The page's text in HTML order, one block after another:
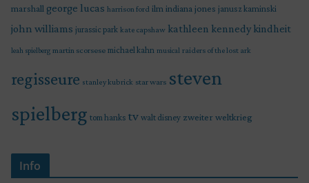
marshall george lucas harrison ford ilm indiana jones janusz kaminski
john williams jurassic park kate capshaw kathleen kennedy kindheit
leah spielberg martin scorsese michael kahn musical raiders of the lost ark
regisseure stanley kubrick star wars steven
spielberg tom hanks tv walt disney zweiter weltkrieg
Info